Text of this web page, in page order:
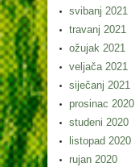
svibanj 2021
travanj 2021
ožujak 2021
veljača 2021
siječanj 2021
prosinac 2020
studeni 2020
listopad 2020
rujan 2020